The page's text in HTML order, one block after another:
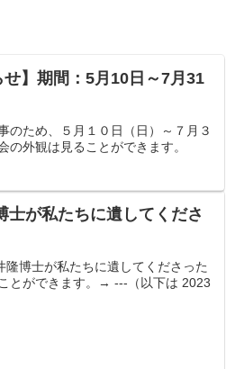
】期間：5月10日～7月31
のため、５月１０日（日）～７月３
の外観は見ることができます。
が私たちに遺してくださ
博士が私たちに遺してくださった
とができます。→ ---（以下は 2023